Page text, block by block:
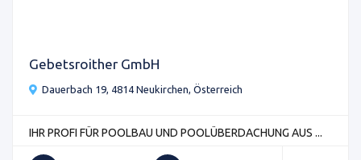
Gebetsroither GmbH
Dauerbach 19, 4814 Neukirchen, Österreich
IHR PROFI FÜR POOLBAU UND POOLÜBERDACHUNG AUS ...